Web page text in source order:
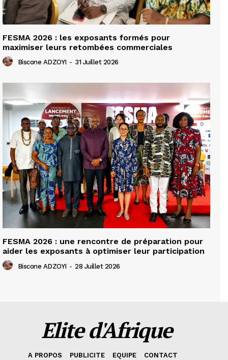
FESMA 2026 : les exposants formés pour
maximiser leurs retombées commerciales
Biscone ADZOYI - 31 Juillet 2026
FESMA 2026 : une rencontre de préparation pour
aider les exposants à optimiser leur participation
Biscone ADZOYI - 28 Juillet 2026
Elite d'Afrique
A PROPOS PUBLICITE EQUIPE
CONTACT